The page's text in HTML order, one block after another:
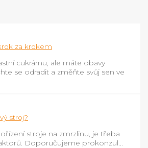
za krokem
cukrárnu, ale máte obavy
se odradit a změňte svůj sen ve
stroj?
stroje na zmrzlinu, je třeba
Doporučujeme prokonzul...